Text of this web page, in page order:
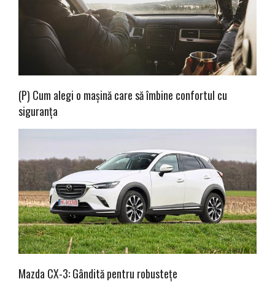
(P) Cum alegi o mașină care să îmbine confortul cu
siguranța
Mazda CX-3: Gândită pentru robustețe